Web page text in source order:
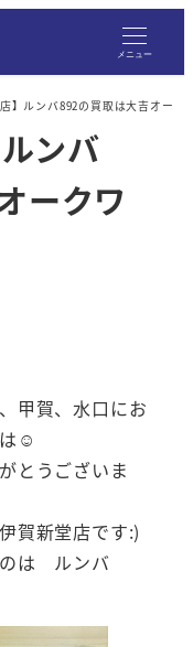
メニュー
店】ルンバ892の買取は大吉オー
ンバ
ークワ
甲賀、水口にお
☺
とうございま
賀新堂店です:)
のは ルンバ